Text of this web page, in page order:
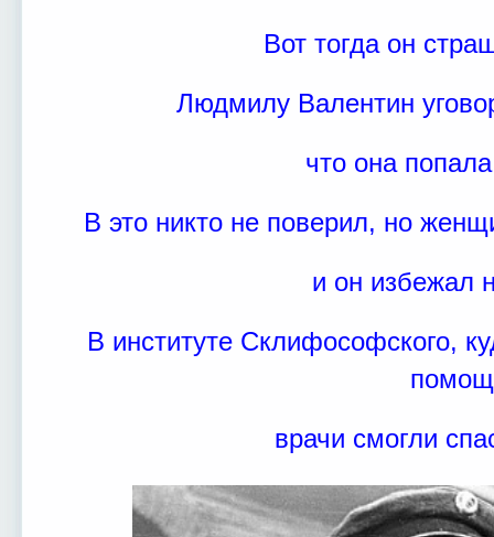
Вот тогда он
Людмилу Валентин
что она
В это никто не поверил, но
и он избежал
В институте Склифософского,
врачи смогли